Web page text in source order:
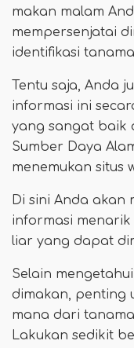
makan malam
mempersenjatai
identifikasi
Tentu saja, Anda
informasi ini
yang sangat baik
Sumber Daya
menemukan situs
Di sini Anda akan
informasi
liar yang dapat
Selain
dimakan, penting
mana dari
Lakukan sedikit